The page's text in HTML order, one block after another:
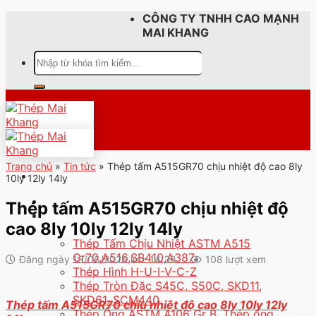
CÔNG TY TNHH CAO MẠNH
MAI KHANG
Tìm
kiếm:
Trang chủ
Giới thiệu
Sản phẩm
Thép Tấm Chịu Nhiệt ASTM A515
Gr70,A516,SB410,A387
Thép Hình H-U-I-V-C-Z
Thép Tròn Đặc S45C, S50C, SKD11,
SKD61, SCM440
Trang chủ » Tin tức » Thép tấm A515GR70 chịu nhiệt độ cao 8ly
10ly 12ly 14ly
Thép tấm A515GR70 chịu nhiệt độ
cao 8ly 10ly 12ly 14ly
Đăng ngày 13/06/2026 lúc: 14:38 108 lượt xem
Thép tấm A515GR70 chịu nhiệt độ cao 8ly 10ly 12ly